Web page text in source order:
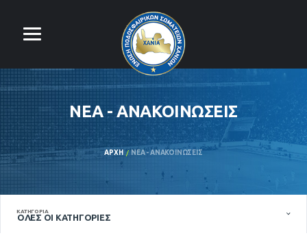
ΝΈΑ - ΑΝΑΚΟΙΝΏΣΕΙΣ
ΑΡΧΉ ΝΈΑ - ΑΝΑΚΟΙΝΏΣΕΙΣ
ΚΑΤΗΓΟΡΊΑ
ΌΛΕΣ ΟΙ ΚΑΤΗΓΟΡΊΕΣ